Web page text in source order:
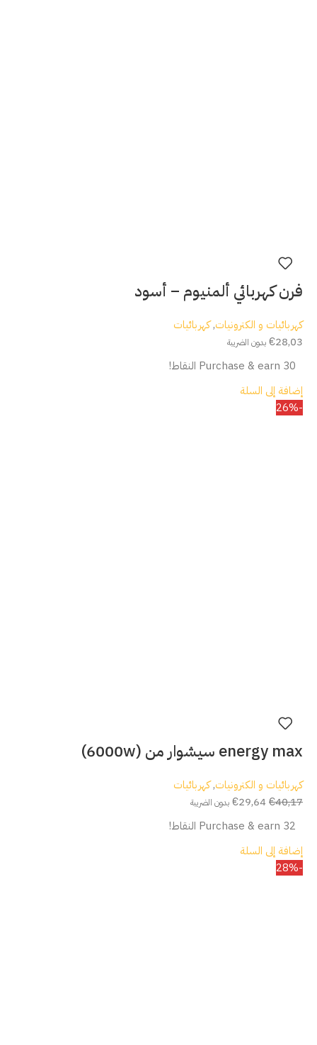
فرن كهربائي ألمنيوم – أسود
كهربائيات و الكترونيات,كهربائيات
€28,03 بدون الضريبة
Purchase & earn 30 النقاط!
إضافة إلى السلة
-26%
energy max سيشوار من (6000w)
كهربائيات و الكترونيات,كهربائيات
€40,17
€29,64 بدون الضريبة
Purchase & earn 32 النقاط!
إضافة إلى السلة
-28%